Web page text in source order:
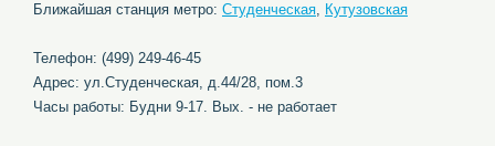
Ближайшая станция метро: Студенческая, Кутузовская
Телефон: (499) 249-46-45
Адрес: ул.Студенческая, д.44/28, пом.3
Часы работы: Будни 9-17. Вых. - не работает